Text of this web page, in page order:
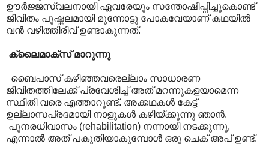
ഊർജ്ജസ്വലനായി ഏവരേയും സന്തോഷിപ്പിച്ചുകൊണ്ട്
ജീവിതം പുഷ്കലമായി മുന്നോട്ടു പോകവേയാണ് കഥയിൽ
വൻ വഴിത്തിരിവ് ഉണ്ടാകുന്നത്.
ക്ലൈമാക്സ് മാറുന്നു
ബൈപാസ് കഴിഞ്ഞവരെല്ലാം സാധാരണ
ജീവിതത്തിലേക്ക് പ്രവേശിച്ച് അത് മറന്നുകളയാമെന്ന
സ്ഥിതി വരെ എത്താറുണ്ട്. അക്കഥകൾ കേട്ട്
ഉല്ലാസപ്രദമായി നാളുകൾ കഴിയ്ക്കുന്നു ഞാൻ.
പുനരധിവാസം (rehabilitation) നന്നായി നടക്കുന്നു,
എന്നാൽ അത് പകുതിയാകുമ്പോൾ ഒരു ചെക് അപ് ഉണ്ട്.